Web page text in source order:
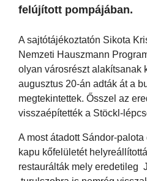
felújított pompájában.
A sajtótájékoztatón Sikota
Nemzeti Hauszmann
olyan városrészt alakítsanak
augusztus 20-án adták át a
megtekintettek. Ősszel az
visszaépítették a Stöckl-
A most átadott Sándor-
kapu kőfelületét
restaurálták mely eredetileg